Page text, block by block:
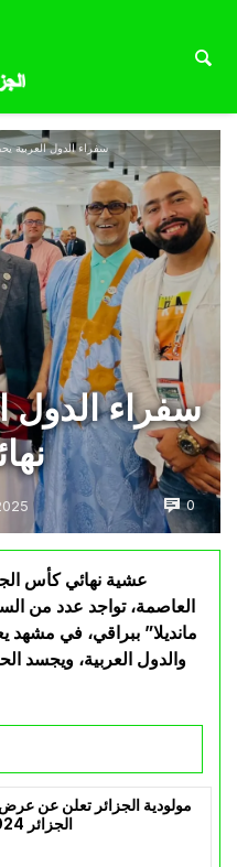
سفراء الدول العربية
سفراء الدول
0
عشية نهائي كأس
العاصمة، تواجد عدد من
مانديلا” ببراقي، في مشهد
والدول العربية، ويجسد
مولودية الجزائر تعلن عن
الجزائر 2024 لجماهيرها